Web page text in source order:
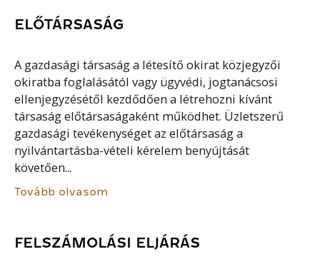
ELŐTÁRSASÁG
A gazdasági társaság a létesítő okirat közjegyzői
okiratba foglalásától vagy ügyvédi, jogtanácsosi
ellenjegyzésétől kezdődően a létrehozni kívánt
társaság előtársaságaként működhet. Üzletszerű
gazdasági tevékenységet az előtársaság a
nyilvántartásba-vételi kérelem benyújtását
követően...
Tovább olvasom
FELSZÁMOLÁSI ELJÁRÁS